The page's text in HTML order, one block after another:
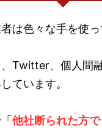
は色々な手を使
Twitter、個人間
ています。
他社断られた方